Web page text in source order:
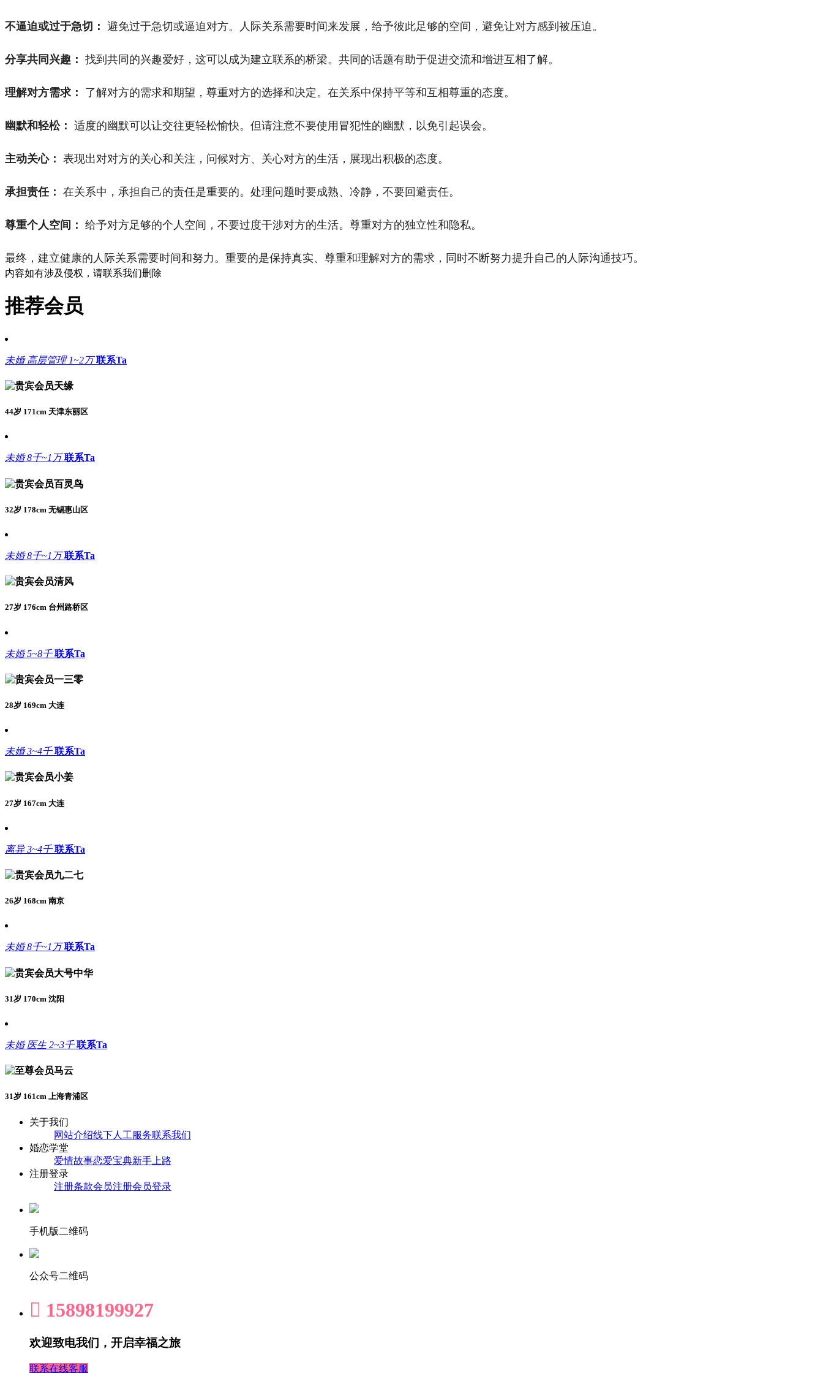
不逼迫或过于急切： 避免过于急切或逼迫对方。人际关系需要时间来发展，给予彼此足够的空间，避免让对方感到被压迫。
分享共同兴趣： 找到共同的兴趣爱好，这可以成为建立联系的桥梁。共同的话题有助于促进交流和增进互相了解。
理解对方需求： 了解对方的需求和期望，尊重对方的选择和决定。在关系中保持平等和互相尊重的态度。
幽默和轻松： 适度的幽默可以让交往更轻松愉快。但请注意不要使用冒犯性的幽默，以免引起误会。
主动关心： 表现出对对方的关心和关注，问候对方、关心对方的生活，展现出积极的态度。
承担责任： 在关系中，承担自己的责任是重要的。处理问题时要成熟、冷静，不要回避责任。
尊重个人空间： 给予对方足够的个人空间，不要过度干涉对方的生活。尊重对方的独立性和隐私。
最终，建立健康的人际关系需要时间和努力。重要的是保持真实、尊重和理解对方的需求，同时不断努力提升自己的人际沟通技巧。
内容如有涉及侵权，请联系我们删除
推荐会员
未婚高层管理 1~2万联系Ta
天缘
44岁 171cm 天津东丽区
未婚8千~1万联系Ta
百灵鸟
32岁 178cm 无锡惠山区
未婚8千~1万联系Ta
清风
27岁 176cm 台州路桥区
未婚5~8千联系Ta
一三零
28岁 169cm 大连
未婚3~4千联系Ta
小姜
27岁 167cm 大连
离异3~4千联系Ta
九二七
26岁 168cm 南京
未婚8千~1万联系Ta
大号中华
31岁 170cm 沈阳
未婚医生2~3千联系Ta
马云
31岁 161cm 上海青浦区
关于我们
网站介绍线下人工服务联系我们
婚恋学堂
爱情故事恋爱宝典新手上路
注册登录
注册条款会员注册会员登录
手机版二维码
公众号二维码
 15898199927
欢迎致电我们，开启幸福之旅
联系在线客服